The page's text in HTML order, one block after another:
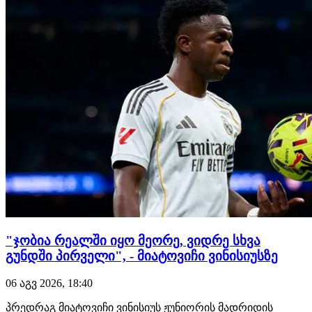
ინფორმაციით, ბარსელონა პ…
"ჯობია რეალში იყო მეორე, ვიდრე სხვა
გუნდში პირველი", - მიატოვიჩი ვინისიუსზე
06 აგვ 2026, 18:40
პრედრაგ მიატოვიჩი ვინისიუს ჟუნიორის მადრიდის